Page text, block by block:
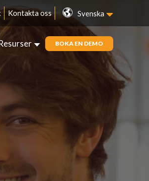
Kontakta oss Svenska
BOKA EN DEMO